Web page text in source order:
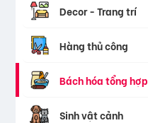
Decor - Trang trí
Hàng thủ công
Bách hóa tổng hợp
Sinh vật cảnh